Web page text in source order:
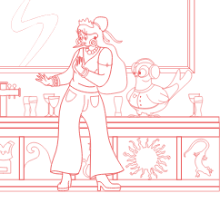
En savoir plus